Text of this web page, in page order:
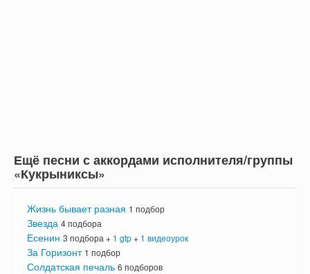
Ещё песни с аккордами исполнителя/группы
«Кукрыниксы»
Жизнь бывает разная 1 подбор
Звезда 4 подбора
Есенин 3 подбора + 1 gtp+ 1 видеоурок
За Горизонт 1 подбор
Солдатская печаль 6 подборов